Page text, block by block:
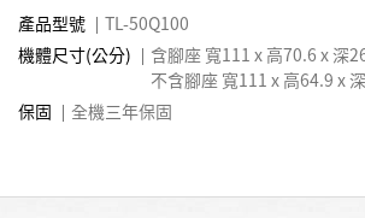
產品型號
TL-50Q100
機體尺寸(公分)
含腳座 寬111 x 高70.6 x 深
不含腳座 寬111 x 高64.9 x
保固
全機三年保固